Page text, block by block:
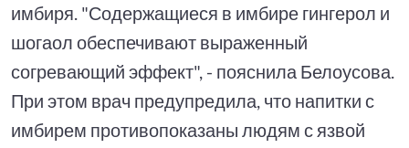
имбиря. "Содержащиеся в имбире гингерол и
шогаол обеспечивают выраженный
согревающий эффект", - пояснила Белоусова.
При этом врач предупредила, что напитки с
имбирем противопоказаны людям с язвой